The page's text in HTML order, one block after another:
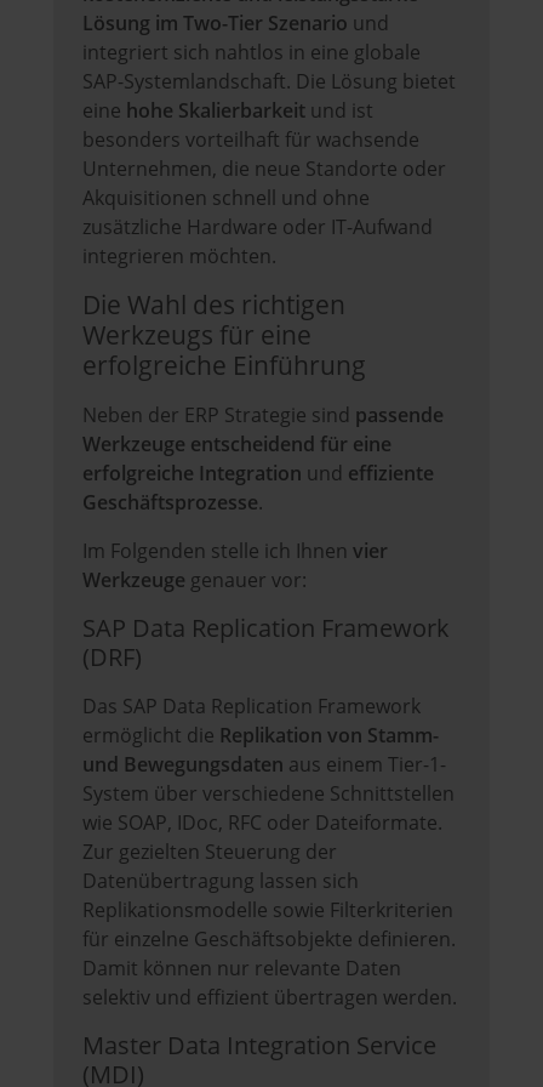
Lösung im Two-Tier Szenario und
integriert sich nahtlos in eine globale
SAP-Systemlandschaft. Die Lösung bietet
eine hohe Skalierbarkeit und ist
besonders vorteilhaft für wachsende
Unternehmen, die neue Standorte oder
Akquisitionen schnell und ohne
zusätzliche Hardware oder IT-Aufwand
integrieren möchten.
Die Wahl des richtigen
Werkzeugs für eine
erfolgreiche Einführung
Neben der ERP Strategie sind passende
Werkzeuge entscheidend für eine
erfolgreiche Integration und effiziente
Geschäftsprozesse.
Im Folgenden stelle ich Ihnen vier
Werkzeuge genauer vor:
SAP Data Replication Framework
(DRF)
Das SAP Data Replication Framework
ermöglicht die Replikation von Stamm-
und Bewegungsdaten aus einem Tier-1-
System über verschiedene Schnittstellen
wie SOAP, IDoc, RFC oder Dateiformate.
Zur gezielten Steuerung der
Datenübertragung lassen sich
Replikationsmodelle sowie Filterkriterien
für einzelne Geschäftsobjekte definieren.
Damit können nur relevante Daten
selektiv und effizient übertragen werden.
Master Data Integration Service
(MDI)